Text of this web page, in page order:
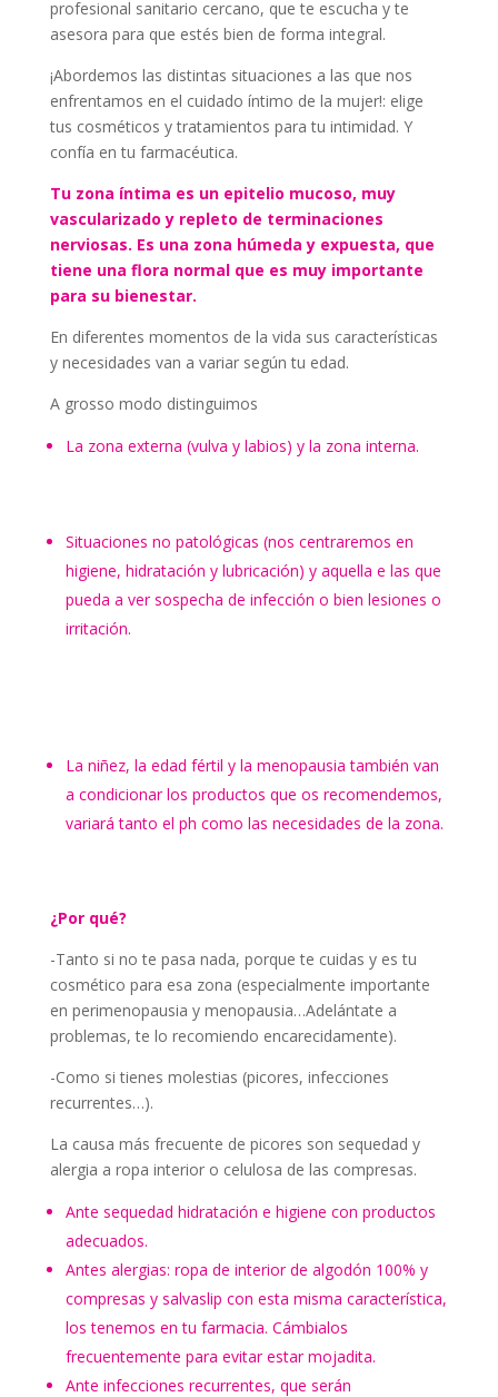
profesional sanitario cercano, que te escucha y te
asesora para que estés bien de forma integral.
¡Abordemos las distintas situaciones a las que nos
enfrentamos en el cuidado íntimo de la mujer!: elige
tus cosméticos y tratamientos para tu intimidad. Y
confía en tu farmacéutica.
Tu zona íntima es un epitelio mucoso, muy
vascularizado y repleto de terminaciones
nerviosas. Es una zona húmeda y expuesta, que
tiene una flora normal que es muy importante
para su bienestar.
En diferentes momentos de la vida sus características
y necesidades van a variar según tu edad.
A grosso modo distinguimos
La zona externa (vulva y labios) y la zona interna.
Situaciones no patológicas (nos centraremos en
higiene, hidratación y lubricación) y aquella e las que
pueda a ver sospecha de infección o bien lesiones o
irritación.
La niñez, la edad fértil y la menopausia también van
a condicionar los productos que os recomendemos,
variará tanto el ph como las necesidades de la zona.
¿Por qué?
-Tanto si no te pasa nada, porque te cuidas y es tu
cosmético para esa zona (especialmente importante
en perimenopausia y menopausia…Adelántate a
problemas, te lo recomiendo encarecidamente).
-Como si tienes molestias (picores, infecciones
recurrentes…).
La causa más frecuente de picores son sequedad y
alergia a ropa interior o celulosa de las compresas.
Ante sequedad hidratación e higiene con productos
adecuados.
Antes alergias: ropa de interior de algodón 100% y
compresas y salvaslip con esta misma característica,
los tenemos en tu farmacia. Cámbialos
frecuentemente para evitar estar mojadita.
Ante infecciones recurrentes, que serán